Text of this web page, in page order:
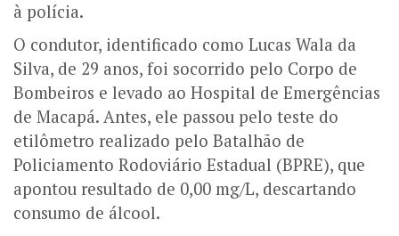
à polícia.
O condutor, identificado como Lucas Wala da
Silva, de 29 anos, foi socorrido pelo Corpo de
Bombeiros e levado ao Hospital de Emergências
de Macapá. Antes, ele passou pelo teste do
etilômetro realizado pelo Batalhão de
Policiamento Rodoviário Estadual (BPRE), que
apontou resultado de 0,00 mg/L, descartando
consumo de álcool.